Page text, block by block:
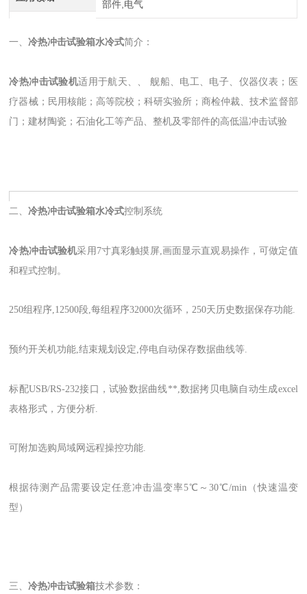
部件,电气
一、冷热冲击试验箱水冷式简介：
冷热冲击试验机适用于航天、、 舰船、电工、电子、仪器仪表；医
疗器械；民用核能；高等院校；科研实验所；商检仲裁、技术监督部
门；建材陶瓷；石油化工等产品、整机及零部件的高低温冲击试验
二、冷热冲击试验箱水冷式控制系统
冷热冲击试验机采用7寸真彩触摸屏,画面显示直观易操作，可做定值
和程式控制。
250组程序,12500段,每组程序32000次循环，250天历史数据保存功能.
预约开关机功能,结束规划设定,停电自动保存数据曲线等.
标配USB/RS-232接口，试验数据曲线**,数据拷贝电脑自动生成excel
表格形式，方便分析.
可附加选购局域网远程操控功能.
根据待测产品需要设定任意冲击温变率5℃～30℃/min（快速温变
型）
三、冷热冲击试验箱技术参数：